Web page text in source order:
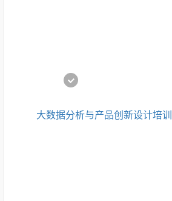
大数据分析与产品创新设计培训